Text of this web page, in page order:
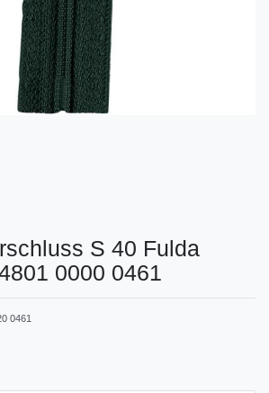
S 40 Fulda
0000 0461
0461